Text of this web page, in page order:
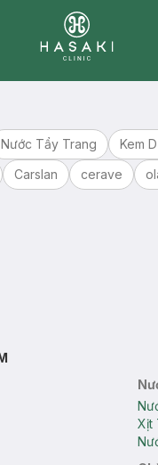
Nước Tẩy Trang Kem
Carslan cerave
Xịt